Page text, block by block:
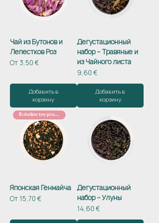
Чай из Бутонов и
Лепестков Роз
От 3,50 €
Цена со скидкой
Добавить в
корзину
Дегустационный
набор – Травяные и
из Чайного листа
Цена
9,60 €
Добавить в
корзину
Roheline tee pruuni riisiga
Японская Генмайча
От 15,70 €
Цена со скидкой
Дегустационный
набор – Улуны
Цена
14,60 €